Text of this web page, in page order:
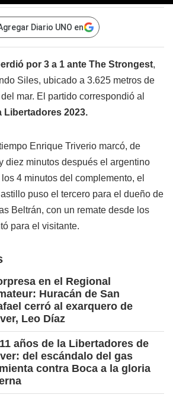
Diario UNO en
por 3 a 1 ante The Strongest,
Siles, ubicado a 3.625 metros de
mar. El partido correspondió al
Libertadores 2023.
Enrique Triverio marcó, de
diez minutos después el argentino
4 minutos del complemento, el
puso el tercero para el dueño de
Beltrán, con un remate desde los
para el visitante.
en el Regional
Huracán de San
cerró al exarquero de
Leo Díaz
años de la Libertadores de
del escándalo del gas
contra Boca a la gloria